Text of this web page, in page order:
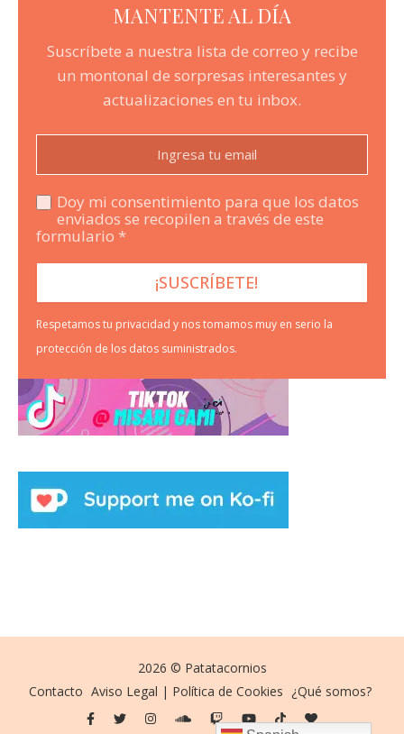
MANTENTE AL DÍA
Suscríbete a nuestra lista de correo y recibe
un montonal de sorpresas interesantes y
actualizaciones en tu inbox.
Doy mi consentimiento para que los datos
enviados se recopilen a través de este
formulario *
Respetamos tu privacidad y nos tomamos muy en serio la
protección de los datos suministrados.
2026 © Patatacornios
Contacto Aviso Legal | Política de Cookies ¿Qué somos?